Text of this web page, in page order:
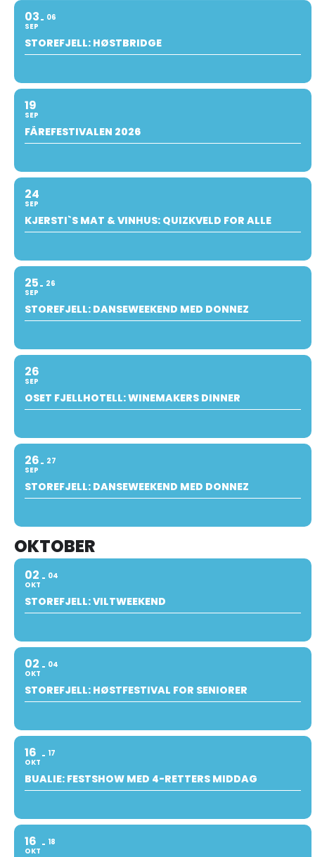
03
SEP
06
STOREFJELL: HØSTBRIDGE
19
SEP
FÅREFESTIVALEN 2026
24
SEP
KJERSTI`S MAT & VINHUS: QUIZKVELD FOR ALLE
25
SEP
26
STOREFJELL: DANSEWEEKEND MED DONNEZ
26
SEP
OSET FJELLHOTELL: WINEMAKERS DINNER
26
SEP
27
STOREFJELL: DANSEWEEKEND MED DONNEZ
OKTOBER
02
OKT
04
STOREFJELL: VILTWEEKEND
02
OKT
04
STOREFJELL: HØSTFESTIVAL FOR SENIORER
16
OKT
17
BUALIE: FESTSHOW MED 4-RETTERS MIDDAG
16
OKT
18